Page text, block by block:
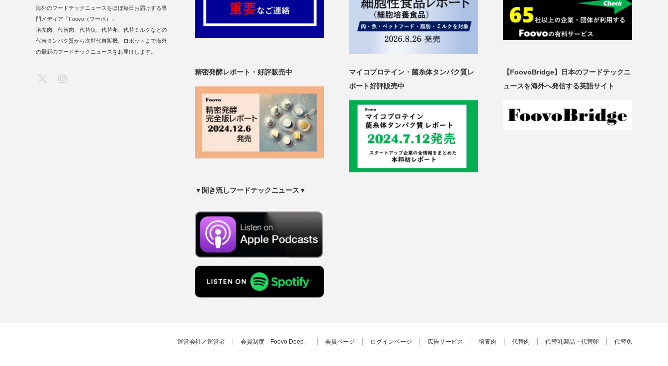
精密発酵レポート・好評販売中
マイコプロテイン・菌糸体タンパク質レ
ポート好評販売中
【FoovoBridge】日本のフードテックニ
ュースを海外へ発信する英語サイト
▼聞き流しフードテックニュース▼
海外のフードテックニュースをほぼ毎日お届けする専
門メディア『Foovo（フーボ）』
培養肉、代替肉、代替魚、代替卵、代替ミルクなどの
代替タンパク質から次世代自販機、ロボットまで海外
の最新のフードテックニュースをお届けします。
運営会社／運営者 会員制度「Foovo Deep」 会員ページ ログインページ 広告サービス 培養肉 代替肉 代替乳製品・代替卵 代替魚